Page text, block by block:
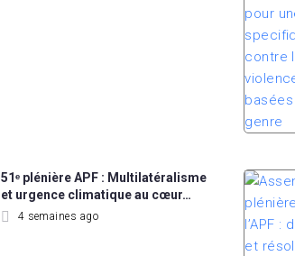
51ᵉ plénière APF : Multilatéralisme
et urgence climatique au cœur…
4 semaines ago